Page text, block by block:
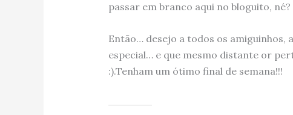
passar em branco aqui no bloguito, né?
Então… desejo a todos os amiguinhos,
especial… e que mesmo distante or
:).Tenham um ótimo final de semana!!!